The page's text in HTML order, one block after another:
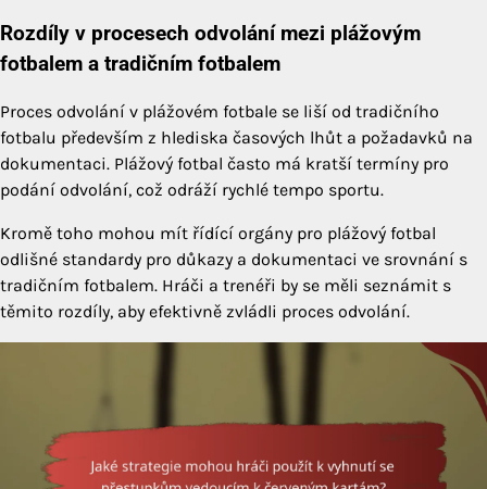
Rozdíly v procesech odvolání mezi plážovým
fotbalem a tradičním fotbalem
Proces odvolání v plážovém fotbale se liší od tradičního
fotbalu především z hlediska časových lhůt a požadavků na
dokumentaci. Plážový fotbal často má kratší termíny pro
podání odvolání, což odráží rychlé tempo sportu.
Kromě toho mohou mít řídící orgány pro plážový fotbal
odlišné standardy pro důkazy a dokumentaci ve srovnání s
tradičním fotbalem. Hráči a trenéři by se měli seznámit s
těmito rozdíly, aby efektivně zvládli proces odvolání.